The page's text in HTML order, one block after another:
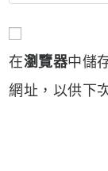
your
website
(optional)
在瀏覽器中儲
網址，以供下